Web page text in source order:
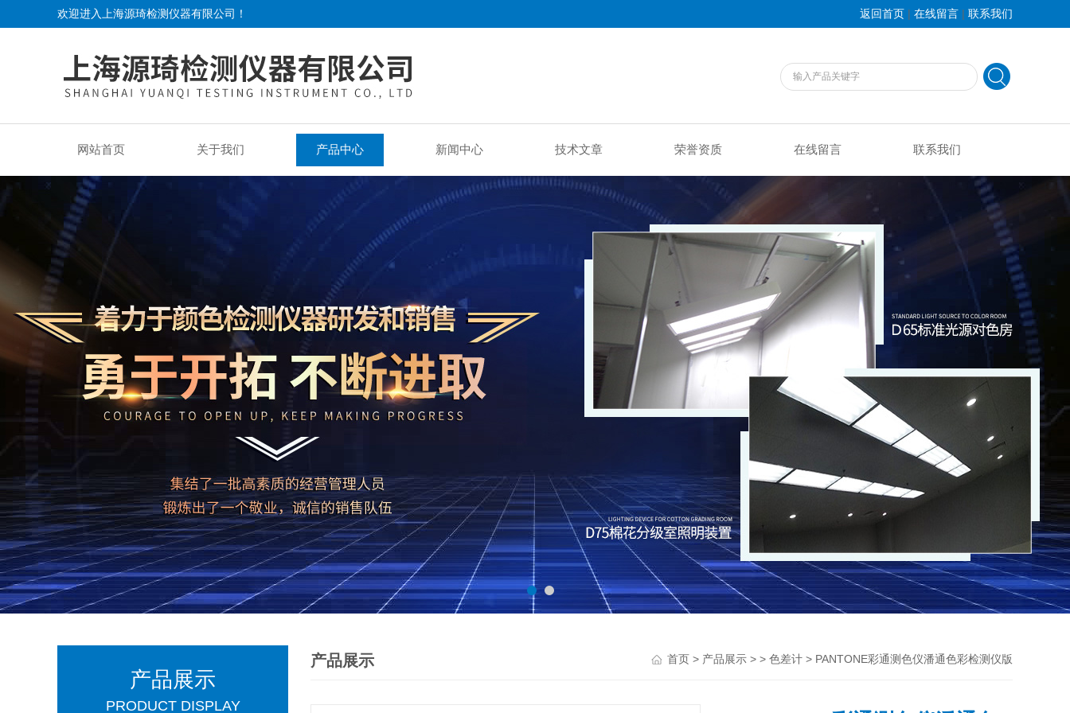
欢迎进入上海源琦检测仪器有限公司！ 返回首页 | 在线留言 | 联系我们
网站首页 关于我们 产品中心 新闻中心 技术文章 荣誉资质 在线留言 联系我们
产品展示
PRODUCT DISPLAY
产品展示 首页 > 产品展示 > > 色差计 > PANTONE彩通测色仪潘通色彩检测仪版